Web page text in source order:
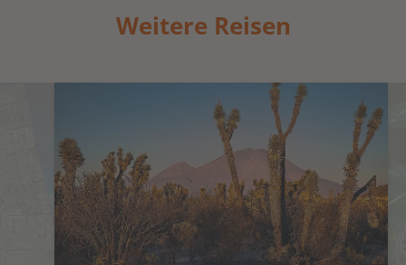
Weitere Reisen